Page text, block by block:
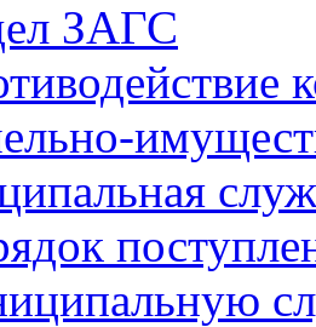
ЗАГС